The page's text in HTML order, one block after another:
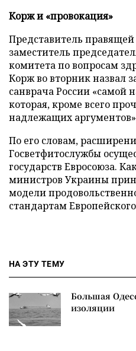
Корж и «провокация»
Представитель
заместитель
комитета по вопросам
Корж во вторник назвал
санврача России «самой
которая, кроме всего
надлежащих
По его словам,
Госветфитослужбы
государств Евросоюза.
министров Украины
модели
стандартам
НА ЭТУ ТЕМУ
Большая
изоляции